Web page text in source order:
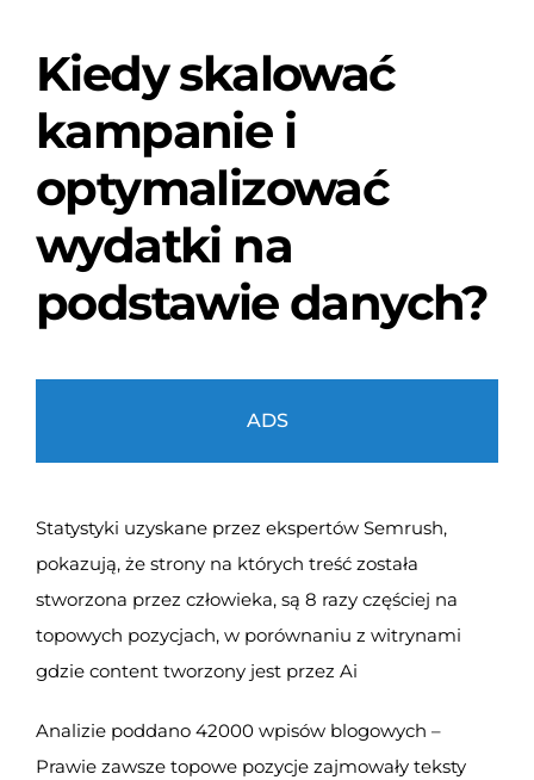
Kiedy skalować
kampanie i
optymalizować
wydatki na
podstawie danych?
ADS
Statystyki uzyskane przez ekspertów Semrush,
pokazują, że strony na których treść została
stworzona przez człowieka, są 8 razy częściej na
topowych pozycjach, w porównaniu z witrynami
gdzie content tworzony jest przez Ai
Analizie poddano 42000 wpisów blogowych –
Prawie zawsze topowe pozycje zajmowały teksty